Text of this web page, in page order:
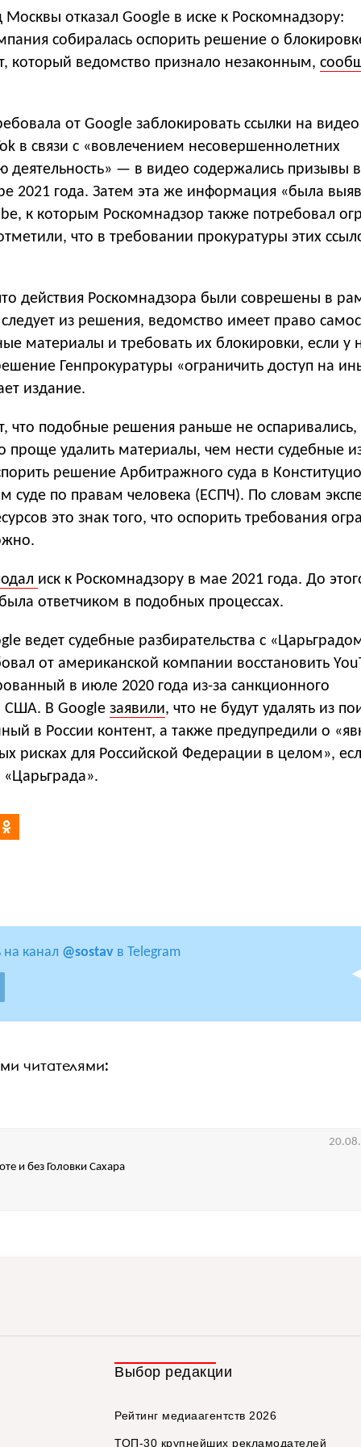
отказал Google в иске к Роскомнадзору:
собиралась оспорить решение о
который ведомство признало незаконным,
от Google заблокировать ссылки на
в связи с «вовлечением несовершеннолетних
деятельность» — в видео содержались призывы
2021 года. Затем эта же информация «была
к которым Роскомнадзор также потребовал
что в требовании прокуратуры этих
действия Роскомнадзора были соврешены в
из решения, ведомство имеет право
материалы и требовать их блокировки, если у
Генпрокуратуры «ограничить доступ на
издание.
что подобные решения раньше не оспаривались,
удалить материалы, чем нести судебные
решение Арбитражного суда в
суде по правам человека (ЕСПЧ). По словам
это знак того, что оспорить требования
иск к Роскомнадзору в мае 2021 года. До
ответчиком в подобных процессах.
ведет судебные разбирательства с
от американской компании восстановить
в июле 2020 года из-за санкционного
США. В Google заявили, что не будут удалять из
в России контент, а также предупредили о
рисках для Российской Федерации в целом»,
«Царьграда».
канал @sostav в Telegram
читателями:
и без Головки Сахара
Выбор редакции
Рейтинг медиаагентств 2026
ТОП-30 крупнейших рекламодателей